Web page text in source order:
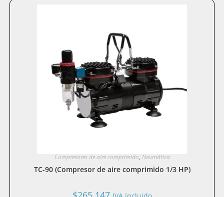
Compresores de aire comprimido, Neumática
TC-90 (Compresor de aire comprimido 1/3 HP)